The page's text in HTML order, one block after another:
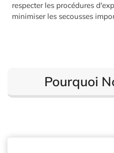
respecter les procédures
minimiser les secousses
Pourquoi